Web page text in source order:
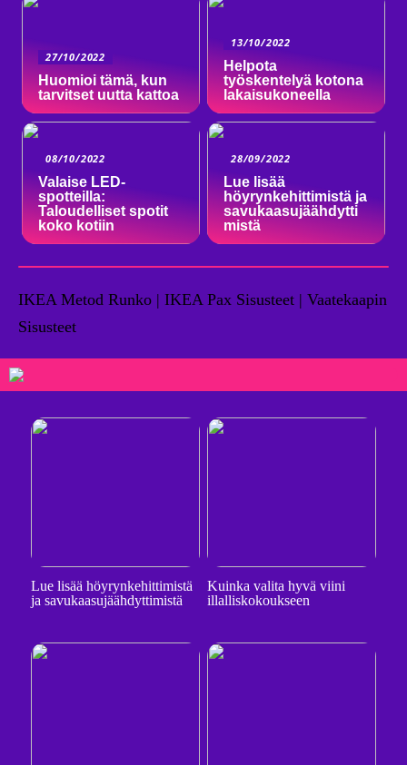
27/10/2022
Huomioi tämä, kun
tarvitset uutta kattoa
13/10/2022
Helpota
työskentelyä kotona
lakaisukoneella
08/10/2022
Valaise LED-
spotteilla:
Taloudelliset spotit
koko kotiin
28/09/2022
Lue lisää
höyrynkehittimistä ja
savukaasujäähdytti
mistä
IKEA Metod Runko | IKEA Pax Sisusteet | Vaatekaapin
Sisusteet
Lue lisää höyrynkehittimistä
ja savukaasujäähdyttimistä
Kuinka valita hyvä viini
illalliskokoukseen